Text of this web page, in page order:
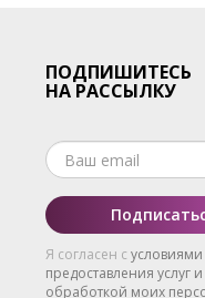
ПОДПИШИТЕСЬ
НА РАССЫЛКУ
Я согласен с условиями
предоставления услуг и
обработкой моих